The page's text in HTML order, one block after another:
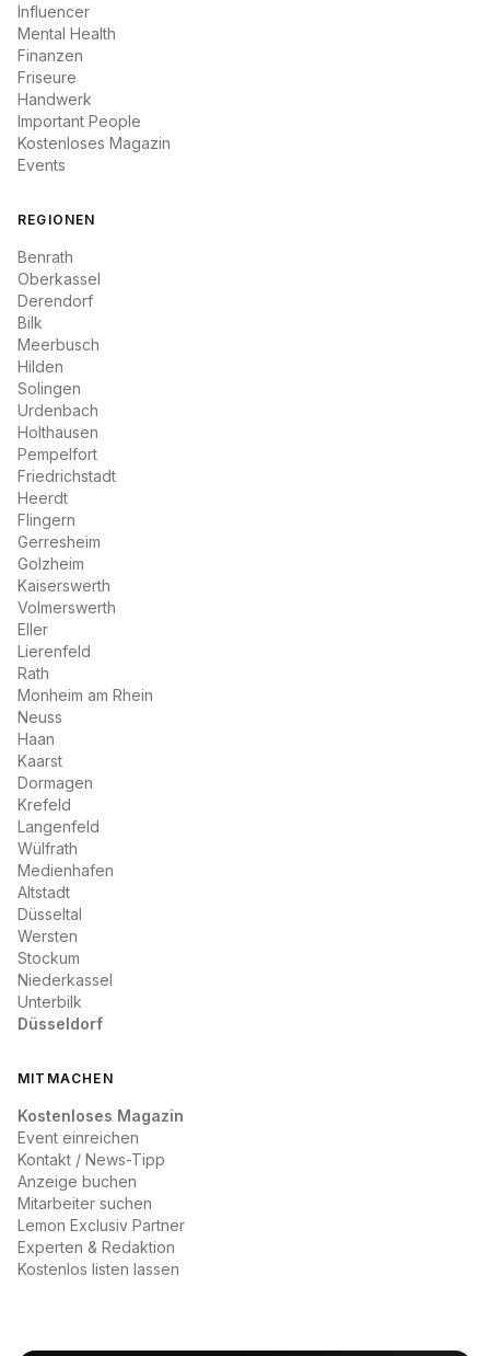
Influencer
Mental Health
Finanzen
Friseure
Handwerk
Important People
Kostenloses Magazin
Events
REGIONEN
Benrath
Oberkassel
Derendorf
Bilk
Meerbusch
Hilden
Solingen
Urdenbach
Holthausen
Pempelfort
Friedrichstadt
Heerdt
Flingern
Gerresheim
Golzheim
Kaiserswerth
Volmerswerth
Eller
Lierenfeld
Rath
Monheim am Rhein
Neuss
Haan
Kaarst
Dormagen
Krefeld
Langenfeld
Wülfrath
Medienhafen
Altstadt
Düsseltal
Wersten
Stockum
Niederkassel
Unterbilk
Düsseldorf
MITMACHEN
Kostenloses Magazin
Event einreichen
Kontakt / News-Tipp
Anzeige buchen
Mitarbeiter suchen
Lemon Exclusiv Partner
Experten & Redaktion
Kostenlos listen lassen